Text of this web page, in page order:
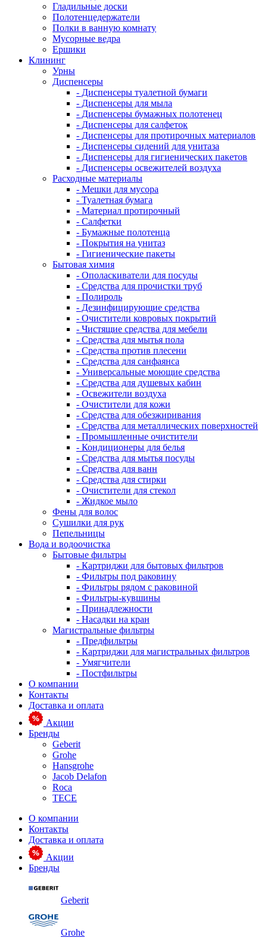
Гладильные доски
Полотенцедержатели
Полки в ванную комнату
Мусорные ведра
Ершики
Клининг
Урны
Диспенсеры
- Диспенсеры туалетной бумаги
- Диспенсеры для мыла
- Диспенсеры бумажных полотенец
- Диспенсеры для салфеток
- Диспенсеры для протирочных материалов
- Диспенсеры сидений для унитаза
- Диспенсеры для гигиенических пакетов
- Диспенсеры освежителей воздуха
Расходные материалы
- Мешки для мусора
- Туалетная бумага
- Материал протирочный
- Салфетки
- Бумажные полотенца
- Покрытия на унитаз
- Гигиенические пакеты
Бытовая химия
- Ополаскиватели для посуды
- Средства для прочистки труб
- Полироль
- Дезинфицирующие средства
- Очистители ковровых покрытий
- Чистящие средства для мебели
- Средства для мытья пола
- Средства против плесени
- Средства для санфаянса
- Универсальные моющие средства
- Средства для душевых кабин
- Освежители воздуха
- Очистители для кожи
- Средства для обезжиривания
- Средства для металлических поверхностей
- Промышленные очистители
- Кондиционеры для белья
- Средства для мытья посуды
- Средства для ванн
- Средства для стирки
- Очистители для стекол
- Жидкое мыло
Фены для волос
Сушилки для рук
Пепельницы
Вода и водоочистка
Бытовые фильтры
- Картриджи для бытовых фильтров
- Фильтры под раковину
- Фильтры рядом с раковиной
- Фильтры-кувшины
- Принадлежности
- Насадки на кран
Магистральные фильтры
- Предфильтры
- Картриджи для магистральных фильтров
- Умягчители
- Постфильтры
О компании
Контакты
Доставка и оплата
Акции
Бренды
Geberit
Grohe
Hansgrohe
Jacob Delafon
Roca
TECE
О компании
Контакты
Доставка и оплата
Акции
Бренды
Geberit
Grohe